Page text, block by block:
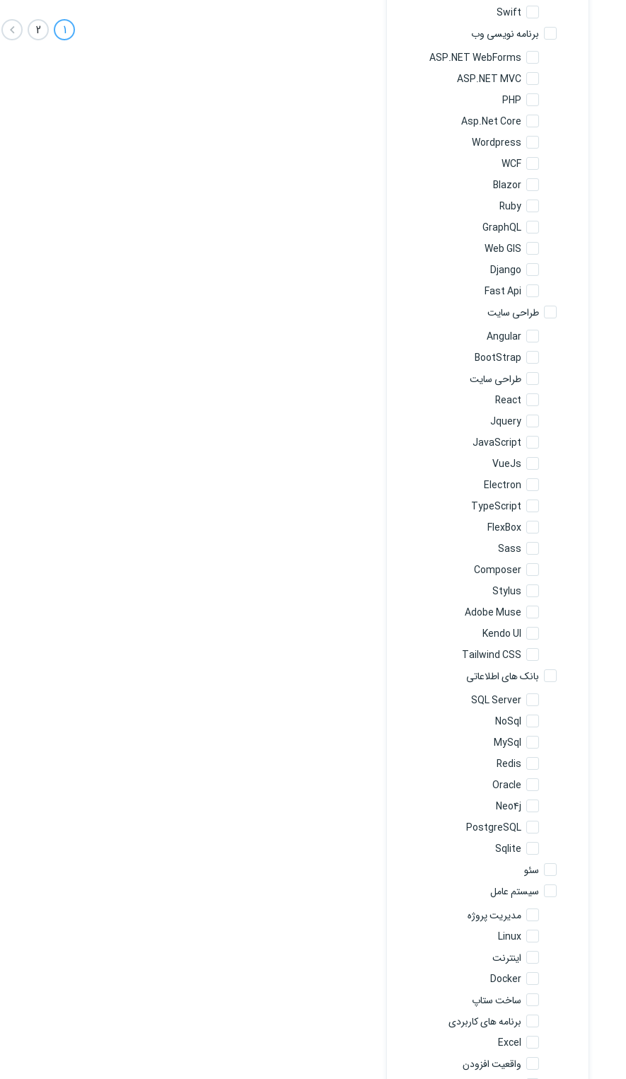
Swift
برنامه نویسی وب
ASP.NET WebForms
ASP.NET MVC
PHP
Asp.Net Core
Wordpress
WCF
Blazor
Ruby
GraphQL
Web GIS
Django
Fast Api
طراحی سایت
Angular
BootStrap
طراحی سایت
React
Jquery
JavaScript
VueJs
Electron
TypeScript
FlexBox
Sass
Composer
Stylus
Adobe Muse
Kendo UI
Tailwind CSS
بانک های اطلاعاتی
SQL Server
NoSql
MySql
Redis
Oracle
Neo4j
PostgreSQL
Sqlite
سئو
سیستم عامل
مدیریت پروژه
Linux
اینترنت
Docker
ساخت ستاپ
برنامه های کاربردی
Excel
واقعیت افزودن
1
2